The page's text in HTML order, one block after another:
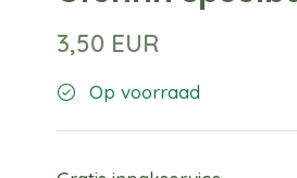
3,50 EUR
Op voorraad